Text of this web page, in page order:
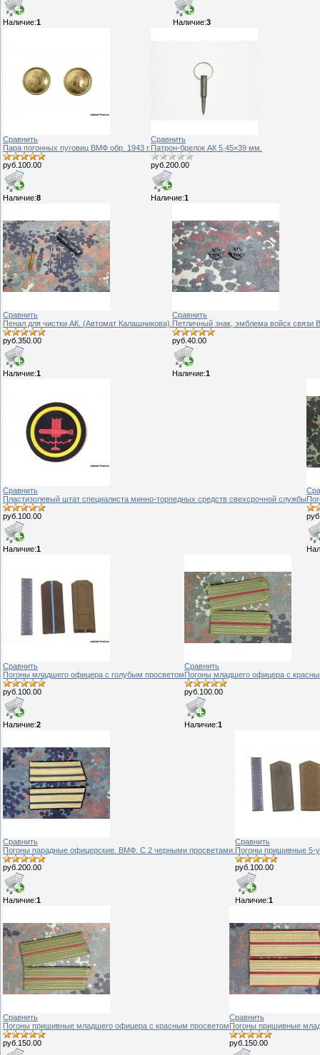
Наличие:1 Наличие:3
Сравнить
Пара погонных пуговиц ВМФ обр. 1943 г.
руб.100.00
Наличие:8
Сравнить
Патрон-брелок АК 5,45×39 мм.
руб.200.00
Наличие:1
Сравнить
Пенал для чистки АК. (Автомат Калашникова).
руб.350.00
Наличие:1
Сравнить
Петличный знак, эмблема войск связи
руб.40.00
Наличие:1
Сравнить
Пластизолевый штат специалиста минно-торпедных средств свехсрочной службы
руб.100.00
Наличие:1
Сравнить
Погоны младшего офицера с голубым просветом
руб.100.00
Наличие:2
Сравнить
Погоны младшего офицера с
руб.100.00
Наличие:1
Сравнить
Погоны парадные офицерские. ВМФ. С 2 черными просветами.
руб.200.00
Наличие:1
Сравнить
Погоны пришивные 5-
руб.100.00
Наличие:1
Сравнить
Погоны пришивные младшего офицера с красным просветом
руб.150.00
Сравнить
Погоны пришивные
руб.150.00